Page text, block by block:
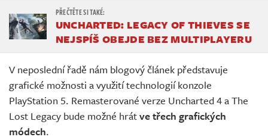
UNCHARTED: LEGACY OF THIEVES SE
NEJSPÍŠ OBEJDE BEZ MULTIPLAYERU
V neposlední řadě nám blogový článek představuje
grafické možnosti a využití technologií konzole
PlayStation 5. Remasterované verze Uncharted 4 a The
Lost Legacy bude možné hrátve třech grafických
módech.